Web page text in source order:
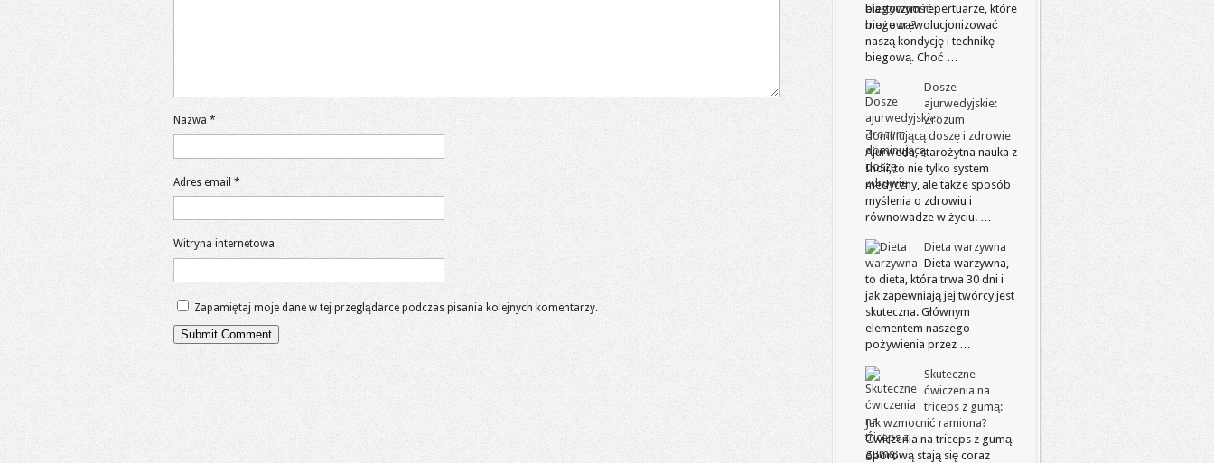
Nazwa *
Adres email *
Witryna internetowa
Zapamiętaj moje dane w tej przeglądarce podczas pisania kolejnych komentarzy.
biegowym repertuarze, które
może zrewolucjonizować
naszą kondycję i technikę
biegową. Choć …
Dosze
ajurwedyjskie:
Zrozum
dominującą doszę i zdrowie
Ajurweda, starożytna nauka z
Indii, to nie tylko system
medyczny, ale także sposób
myślenia o zdrowiu i
równowadze w życiu. …
Dieta warzywna
Dieta warzywna,
to dieta, która trwa 30 dni i
jak zapewniają jej twórcy jest
skuteczna. Głównym
elementem naszego
pożywienia przez …
Skuteczne
ćwiczenia na
triceps z gumą:
Jak wzmocnić ramiona?
Ćwiczenia na triceps z gumą
oporową stają się coraz